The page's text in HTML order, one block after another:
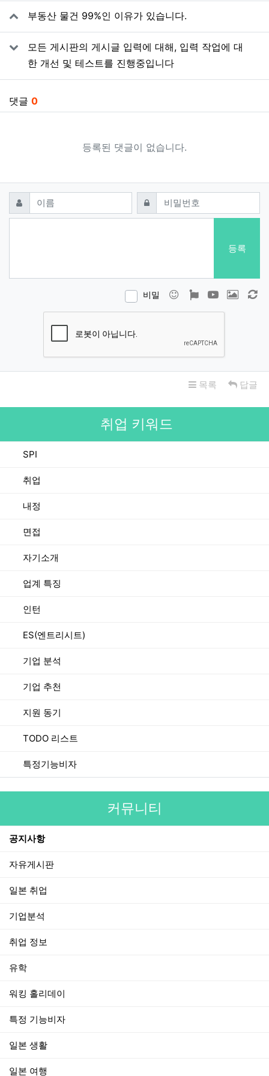
관련자료
부동산 물건 99%인 이유가 있습니다.
모든 게시판의 게시글 입력에 대해, 입력 작업에 대
한 개선 및 테스트를 진행중입니다
댓글 0
등록된 댓글이 없습니다.
댓글쓰기
이름 필수 비밀번호필수
등록
비밀 이모티콘폰트어썸
동영상 이미지
목록 답글
취업 키워드
SPI
취업
내정
면접
자기소개
업계 특징
인턴
ES(엔트리시트)
기업 분석
기업 추천
지원 동기
TODO 리스트
특정기능비자
커뮤니티
공지사항
자유게시판
일본 취업
기업분석
취업 정보
유학
워킹 홀리데이
특정 기능비자
일본 생활
일본 여행